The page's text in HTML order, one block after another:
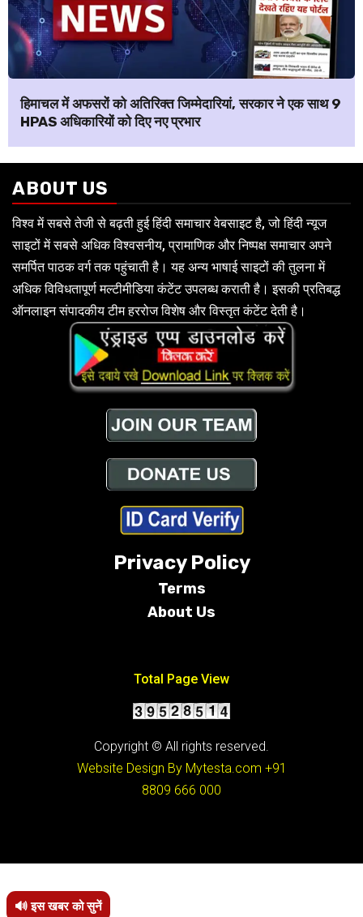
हिमाचल में अफसरों को अतिरिक्त जिम्मेदारियां, सरकार ने एक साथ 9
HPAS अधिकारियों को दिए नए प्रभार
ABOUT US
विश्व में सबसे तेजी से बढ़ती हुई हिंदी समाचार वेबसाइट है, जो हिंदी न्यूज
साइटों में सबसे अधिक विश्वसनीय, प्रामाणिक और निष्पक्ष समाचार अपने
समर्पित पाठक वर्ग तक पहुंचाती है। यह अन्य भाषाई साइटों की तुलना में
अधिक विविधतापूर्ण मल्टीमीडिया कंटेंट उपलब्ध कराती है। इसकी प्रतिबद्ध
ऑनलाइन संपादकीय टीम हररोज विशेष और विस्तृत कंटेंट देती है।
Privacy Policy
Terms
About Us
Total Page View
Copyright © All rights reserved.
Website Design By Mytesta.com +91
8809 666 000
🔊 इस खबर को सुनें